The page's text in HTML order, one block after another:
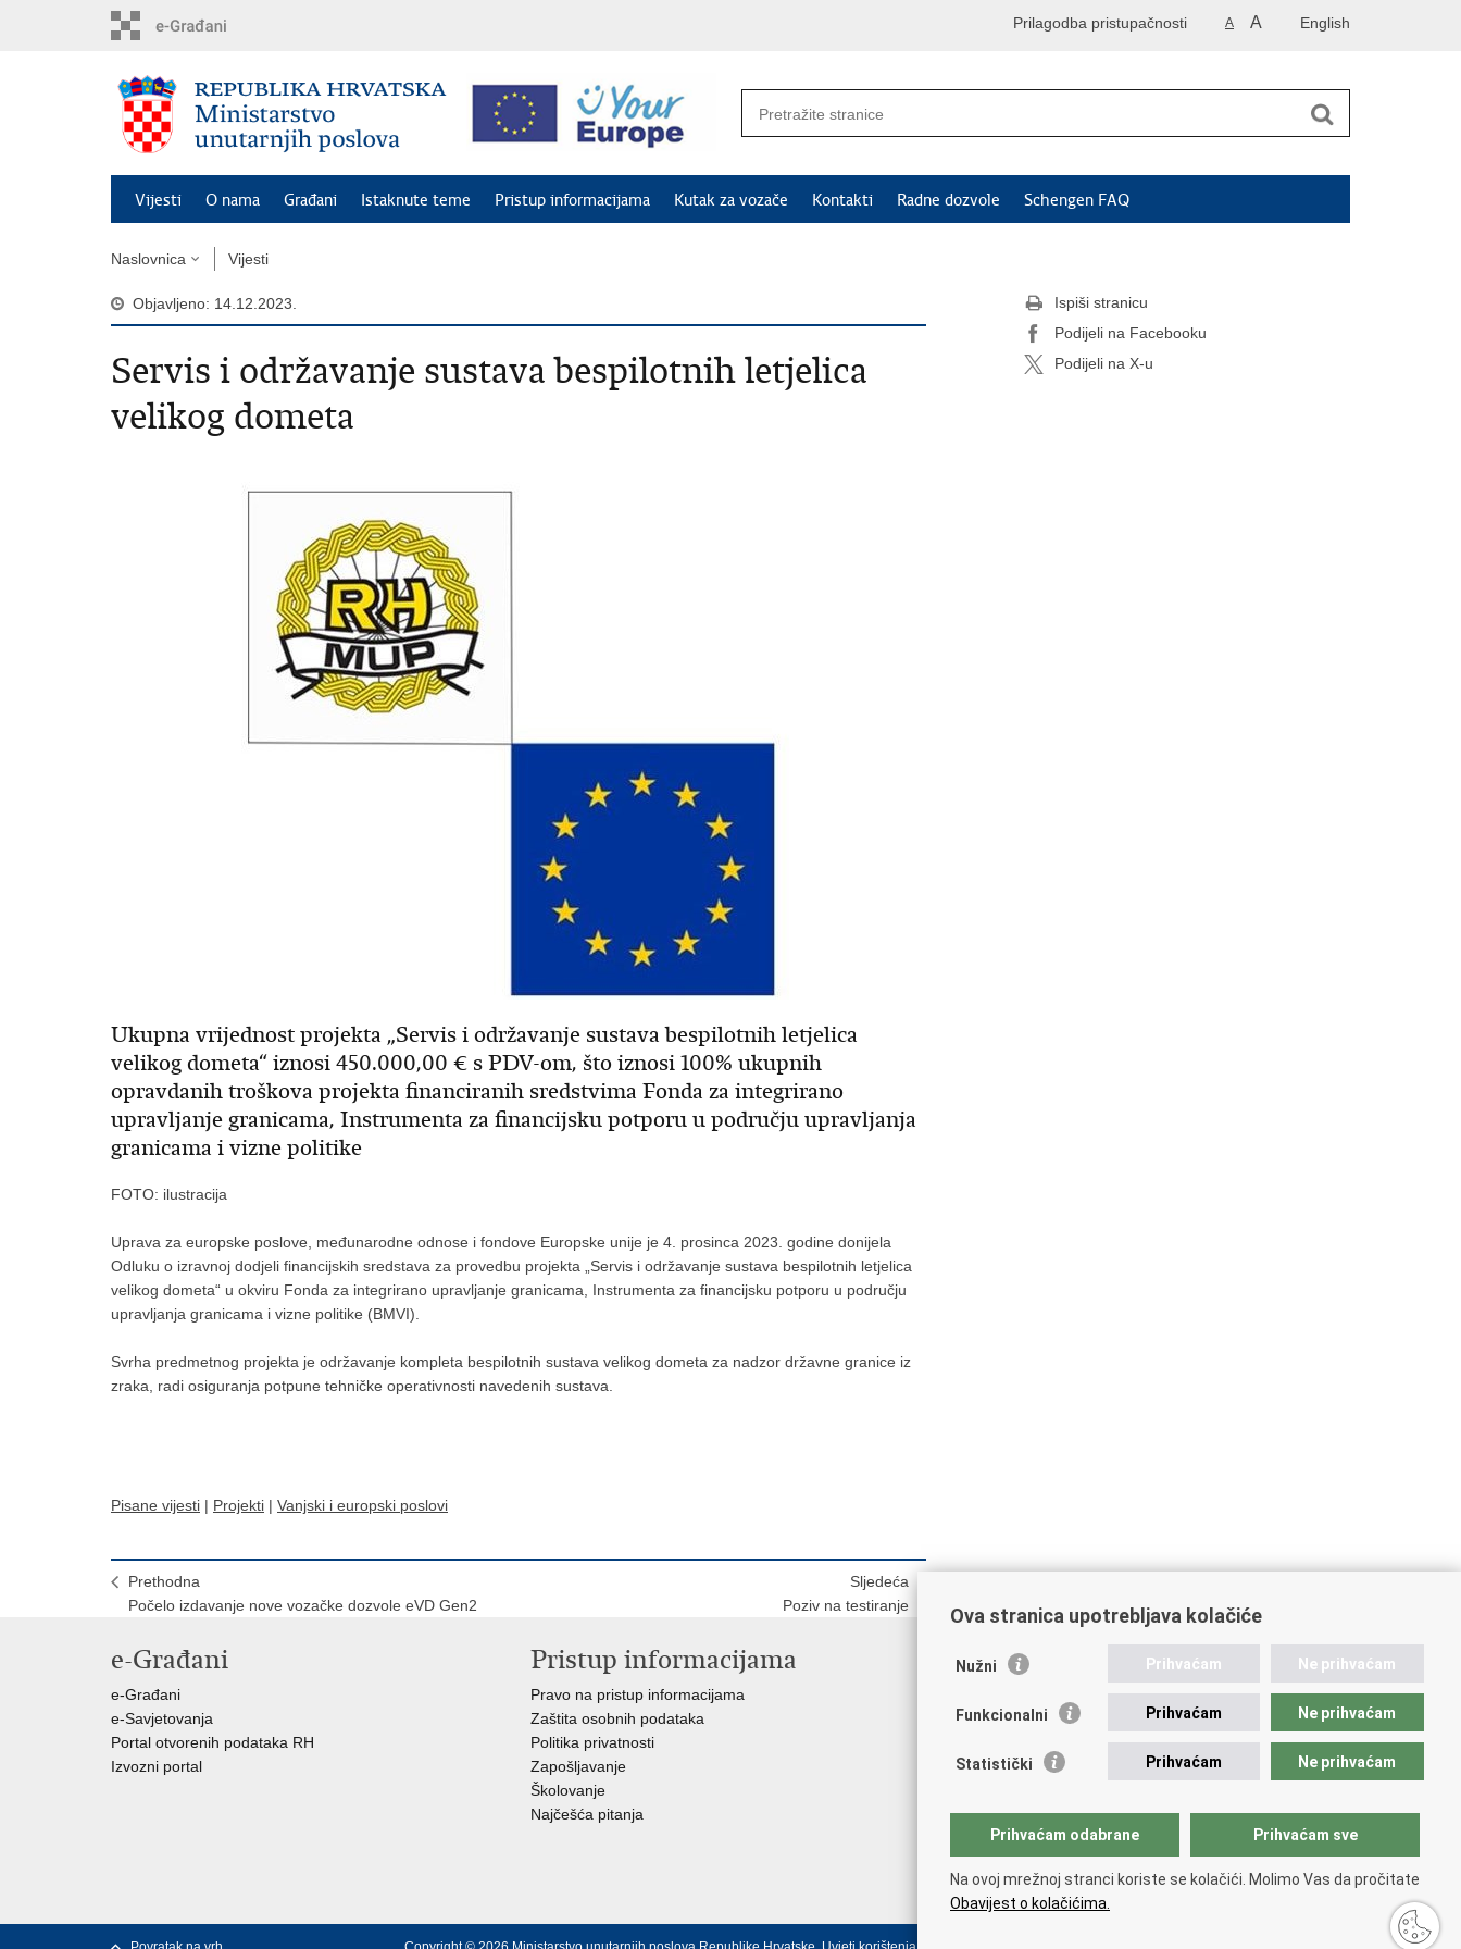
English
A A
Prilagodba pristupačnosti
Vijesti O nama Građani Istaknute teme Pristup informacijama Kutak za vozače Kontakti Radne dozvole Schengen FAQ
Naslovnica Vijesti
Objavljeno: 14.12.2023.
Servis i održavanje sustava bespilotnih letjelica
velikog dometa
Ukupna vrijednost projekta „Servis i održavanje sustava bespilotnih letjelica
velikog dometa“ iznosi 450.000,00 € s PDV-om, što iznosi 100% ukupnih
opravdanih troškova projekta financiranih sredstvima Fonda za integrirano
upravljanje granicama, Instrumenta za financijsku potporu u području upravljanja
granicama i vizne politike
FOTO: ilustracija
Uprava za europske poslove, međunarodne odnose i fondove Europske unije je 4. prosinca 2023. godine donijela
Odluku o izravnoj dodjeli financijskih sredstava za provedbu projekta „Servis i održavanje sustava bespilotnih letjelica
velikog dometa“ u okviru Fonda za integrirano upravljanje granicama, Instrumenta za financijsku potporu u području
upravljanja granicama i vizne politike (BMVI).
Svrha predmetnog projekta je održavanje kompleta bespilotnih sustava velikog dometa za nadzor državne granice iz
zraka, radi osiguranja potpune tehničke operativnosti navedenih sustava.
Pisane vijesti | Projekti | Vanjski i europski poslovi
Prethodna
Počelo izdavanje nove vozačke dozvole eVD Gen2
Sljedeća
Poziv na testiranje
Ispiši stranicu
Podijeli na Facebooku
Podijeli na X-u
e-Građani
e-Građani
e-Savjetovanja
Portal otvorenih podataka RH
Izvozni portal
Pristup informacijama
Pravo na pristup informacijama
Zaštita osobnih podataka
Politika privatnosti
Zapošljavanje
Školovanje
Najčešća pitanja
Važne poveznice
EMN Nacionalna kontaktna točka za Republiku Hrvatsku
Policijska akademija
Zaklada policijske solidarnosti
Sindikati
Udruge
Dom zdravlja MUP-a
Ova stranica upotrebljava kolačiće
Nužni Prihvaćam Ne prihvaćam
Funkcionalni Prihvaćam Ne prihvaćam
Statistički Prihvaćam Ne prihvaćam
Prihvaćam odabrane Prihvaćam sve
Na ovoj mrežnoj stranci koriste se kolačići. Molimo Vas da pročitate
Obavijest o kolačićima.